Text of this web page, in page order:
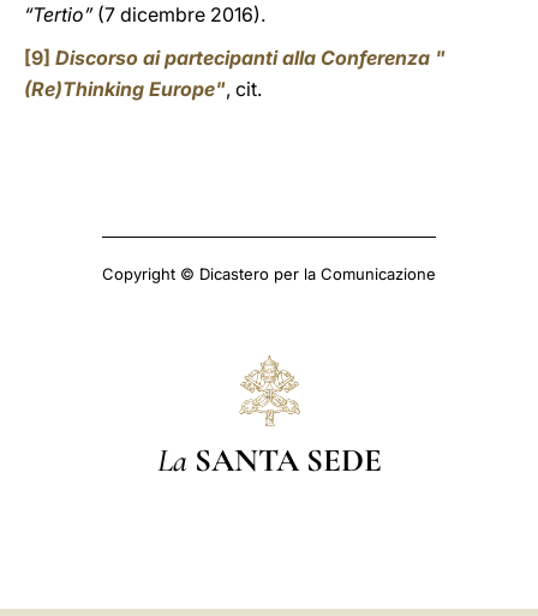
“Tertio” (7 dicembre 2016).
[9] Discorso ai partecipanti alla Conferenza "
(Re)Thinking Europe", cit.
Copyright © Dicastero per la Comunicazione
La SANTA SEDE